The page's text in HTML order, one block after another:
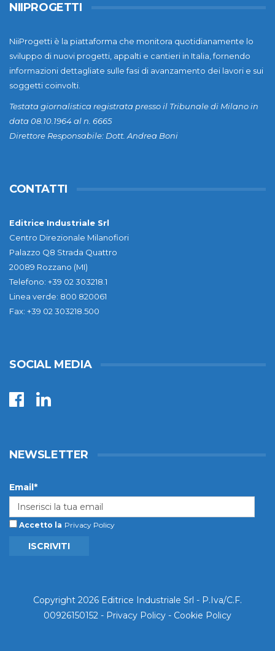
NIIPROGETTI
NiiProgetti è la piattaforma che monitora quotidianamente lo
sviluppo di nuovi progetti, appalti e cantieri in Italia, fornendo
informazioni dettagliate sulle fasi di avanzamento dei lavori e sui
soggetti coinvolti.
Testata giornalistica registrata presso il Tribunale di Milano in
data 08.10.1964 al n. 6665
Direttore Responsabile: Dott. Andrea Boni
CONTATTI
Editrice Industriale Srl
Centro Direzionale Milanofiori
Palazzo Q8 Strada Quattro
20089 Rozzano (MI)
Telefono: +39 02 303218.1
Linea verde: 800 820061
Fax: +39 02 303218.500
SOCIAL MEDIA
NEWSLETTER
Email*
Accetto la Privacy Policy
ISCRIVITI
Copyright 2026 Editrice Industriale Srl - P.Iva/C.F.
00926150152 - Privacy Policy - Cookie Policy